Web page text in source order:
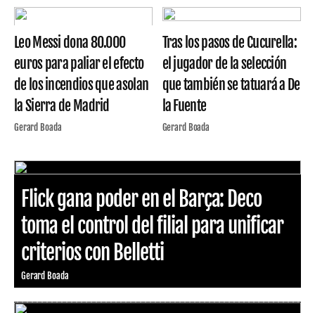
Leo Messi dona 80.000
euros para paliar el efecto
de los incendios que asolan
la Sierra de Madrid
Gerard Boada
Tras los pasos de Cucurella:
el jugador de la selección
que también se tatuará a De
la Fuente
Gerard Boada
Flick gana poder en el Barça: Deco
toma el control del filial para unificar
criterios con Belletti
Gerard Boada